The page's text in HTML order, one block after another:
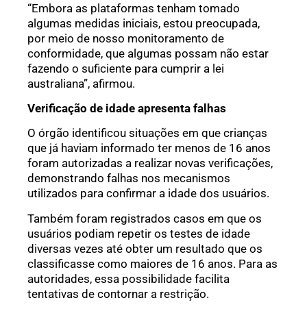
“Embora as plataformas tenham tomado
algumas medidas iniciais, estou preocupada,
por meio de nosso monitoramento de
conformidade, que algumas possam não estar
fazendo o suficiente para cumprir a lei
australiana”, afirmou.
Verificação de idade apresenta falhas
O órgão identificou situações em que crianças
que já haviam informado ter menos de 16 anos
foram autorizadas a realizar novas verificações,
demonstrando falhas nos mecanismos
utilizados para confirmar a idade dos usuários.
Também foram registrados casos em que os
usuários podiam repetir os testes de idade
diversas vezes até obter um resultado que os
classificasse como maiores de 16 anos. Para as
autoridades, essa possibilidade facilita
tentativas de contornar a restrição.